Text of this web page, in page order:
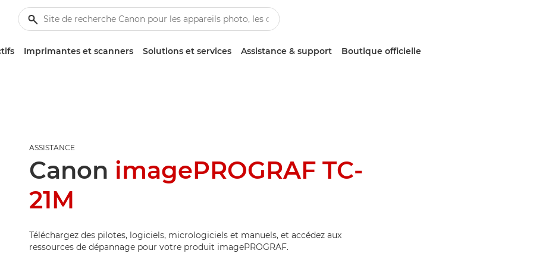
Imprimantes et scanners Solutions et services Assistance & support Boutique officielle
ASSISTANCE
Canon imagePROGRAF TC-
21M
Téléchargez des pilotes, logiciels, micrologiciels et manuels, et accédez aux
ressources de dépannage pour votre produit imagePROGRAF.